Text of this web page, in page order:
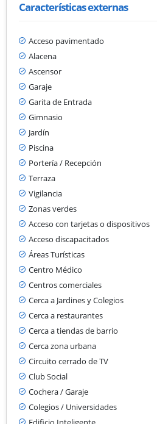
Características externas
Acceso pavimentado
Alacena
Ascensor
Garaje
Garita de Entrada
Gimnasio
Jardín
Piscina
Portería / Recepción
Terraza
Vigilancia
Zonas verdes
Acceso con tarjetas o dispositivos
Acceso discapacitados
Áreas Turísticas
Centro Médico
Centros comerciales
Cerca a Jardines y Colegios
Cerca a restaurantes
Cerca a tiendas de barrio
Cerca zona urbana
Circuito cerrado de TV
Club Social
Cochera / Garaje
Colegios / Universidades